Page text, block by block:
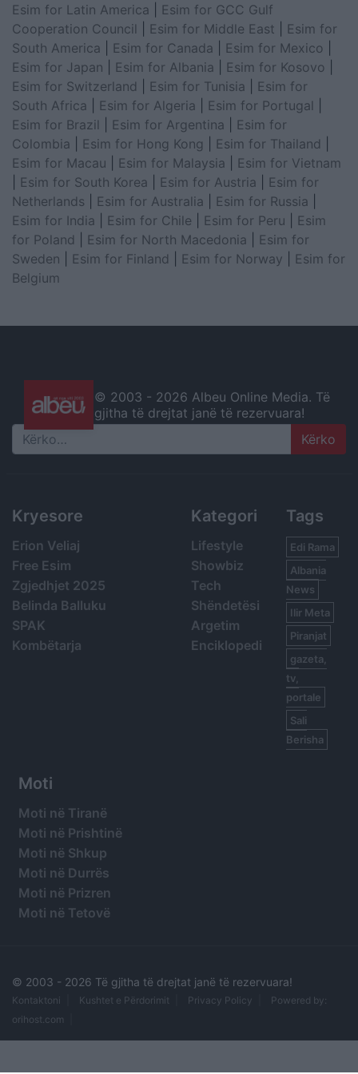
Esim for Latin America
Esim for GCC Gulf
Cooperation Council
Esim for Middle East
Esim for
South America
Esim for Canada Esim for Mexico
Esim for Japan
Esim for Albania Esim for Kosovo
Esim for Switzerland
Esim for Tunisia
Esim for
South Africa
Esim for Algeria Esim for Portugal
Esim for Brazil
Esim for Argentina
Esim for
Colombia
Esim for Hong Kong Esim for Thailand
Esim for Macau
Esim for Malaysia
Esim for Vietnam
Esim for South Korea Esim for Austria
Esim for
Netherlands
Esim for Australia Esim for Russia
Esim for India
Esim for Chile Esim for Peru
Esim
for Poland
Esim for North Macedonia
Esim for
Sweden
Esim for Finland Esim for Norway
Esim for
Belgium
© 2003 - 2026 Albeu Online Media. Të
gjitha të drejtat janë të rezervuara!
Search
Kryesore
Erion Veliaj
Free Esim
Zgjedhjet 2025
Belinda Balluku
SPAK
Kombëtarja
Kategori
Lifestyle
Showbiz
Tech
Shëndetësi
Argetim
Enciklopedi
Tags
Edi Rama
Albania
News
Ilir Meta
Piranjat
gazeta,
tv,
portale
Sali
Berisha
Moti
Moti në Tiranë
Moti në Prishtinë
Moti në Shkup
Moti në Durrës
Moti në Prizren
Moti në Tetovë
© 2003 - 2026 Të gjitha të drejtat janë të rezervuara!
Kontaktoni Kushtet e Përdorimit Privacy Policy
Powered by:
orihost.com